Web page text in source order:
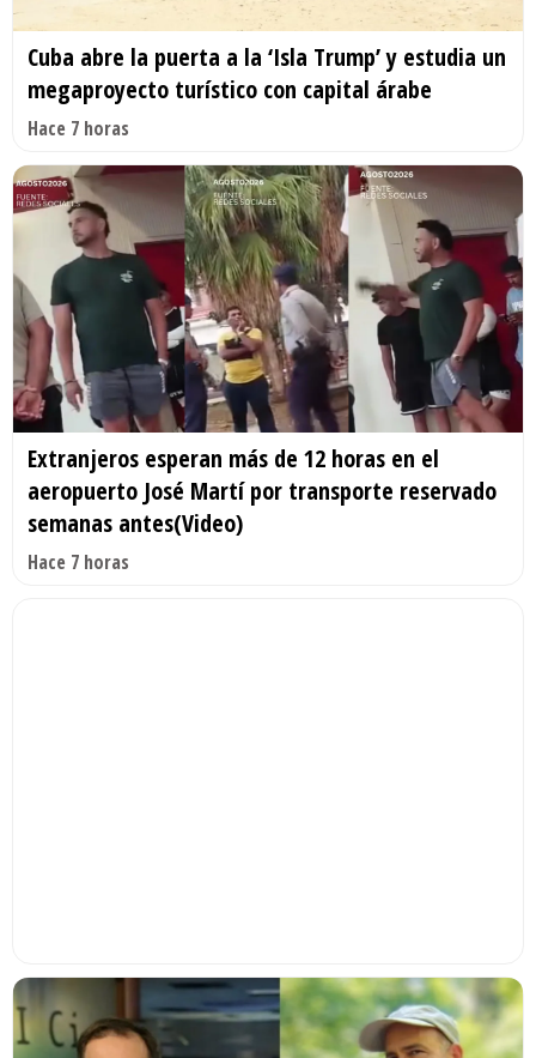
Cuba abre la puerta a la ‘Isla Trump’ y estudia un
megaproyecto turístico con capital árabe
Hace 7 horas
Extranjeros esperan más de 12 horas en el
aeropuerto José Martí por transporte reservado
semanas antes(Video)
Hace 7 horas